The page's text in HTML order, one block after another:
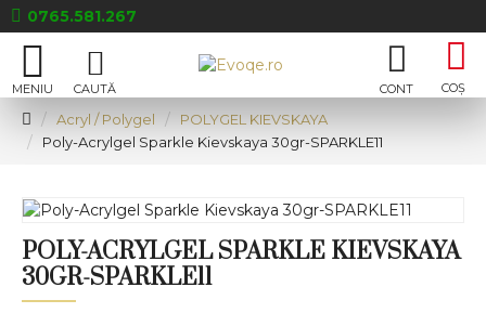
0765.581.267
Acryl / Polygel
POLYGEL KIEVSKAYA
Poly-Acrylgel Sparkle Kievskaya 30gr-SPARKLE11
POLY-ACRYLGEL SPARKLE KIEVSKAYA
30GR-SPARKLE11